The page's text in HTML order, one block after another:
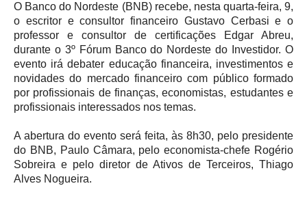
O Banco do Nordeste (BNB) recebe, nesta quarta-feira, 9,
o escritor e consultor financeiro Gustavo Cerbasi e o
professor e consultor de certificações Edgar Abreu,
durante o 3º Fórum Banco do Nordeste do Investidor. O
evento irá debater educação financeira, investimentos e
novidades do mercado financeiro com público formado
por profissionais de finanças, economistas, estudantes e
profissionais interessados nos temas.
A abertura do evento será feita, às 8h30, pelo presidente
do BNB, Paulo Câmara, pelo economista-chefe Rogério
Sobreira e pelo diretor de Ativos de Terceiros, Thiago
Alves Nogueira.